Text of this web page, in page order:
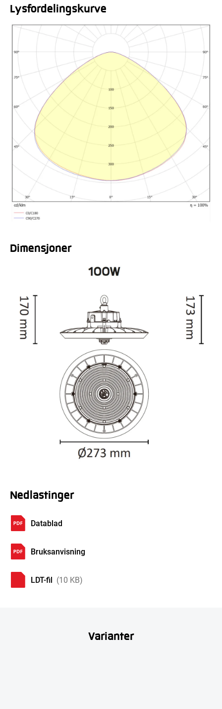
Lysfordelingskurve
Dimensjoner
Nedlastinger
Datablad
Bruksanvisning
LDT-fil (10 KB)
Varianter